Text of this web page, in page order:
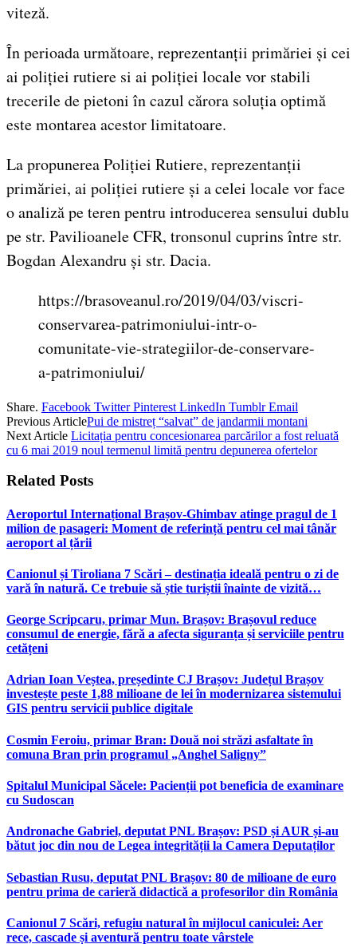
viteză.
În perioada următoare, reprezentanții primăriei și cei
ai poliției rutiere si ai poliției locale vor stabili
trecerile de pietoni în cazul cărora soluția optimă
este montarea acestor limitatoare.
La propunerea Poliției Rutiere, reprezentanții
primăriei, ai poliției rutiere și a celei locale vor face
o analiză pe teren pentru introducerea sensului dublu
pe str. Pavilioanele CFR, tronsonul cuprins între str.
Bogdan Alexandru și str. Dacia.
https://brasoveanul.ro/2019/04/03/viscri-
conservarea-patrimoniului-intr-o-
comunitate-vie-strategiilor-de-conservare-
a-patrimoniului/
Share. Facebook Twitter Pinterest LinkedIn Tumblr Email
Previous ArticlePui de mistreț “salvat” de jandarmii montani
Next Article Licitația pentru concesionarea parcărilor a fost reluată
cu 6 mai 2019 noul termenul limită pentru depunerea ofertelor
Related Posts
Aeroportul Internațional Brașov‑Ghimbav atinge pragul de 1
milion de pasageri: Moment de referință pentru cel mai tânăr
aeroport al țării
Canionul și Tiroliana 7 Scări – destinația ideală pentru o zi de
vară în natură. Ce trebuie să știe turiștii înainte de vizită…
George Scripcaru, primar Mun. Brașov: Brașovul reduce
consumul de energie, fără a afecta siguranța și serviciile pentru
cetățeni
Adrian Ioan Veștea, președinte CJ Brașov: Județul Brașov
investește peste 1,88 milioane de lei în modernizarea sistemului
GIS pentru servicii publice digitale
Cosmin Feroiu, primar Bran: Două noi străzi asfaltate în
comuna Bran prin programul „Anghel Saligny”
Spitalul Municipal Săcele: Pacienții pot beneficia de examinare
cu Sudoscan
Andronache Gabriel, deputat PNL Brașov: PSD și AUR și-au
bătut joc din nou de Legea integrității la Camera Deputaților
Sebastian Rusu, deputat PNL Brașov: 80 de milioane de euro
pentru prima de carieră didactică a profesorilor din România
Canionul 7 Scări, refugiu natural în mijlocul caniculei: Aer
rece, cascade și aventură pentru toate vârstele